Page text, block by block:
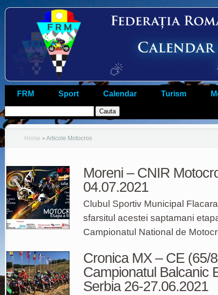
FRM Sport Calendar Turism
Home » Articole Motocros
Moreni – CNIR
04.07.2021
Clubul Sportiv Municipal
sfarsitul acestei saptamani
Campionatul National de
Cronica MX – CE (65/
Campionatul Balcanic
Serbia 26-27.06.2021